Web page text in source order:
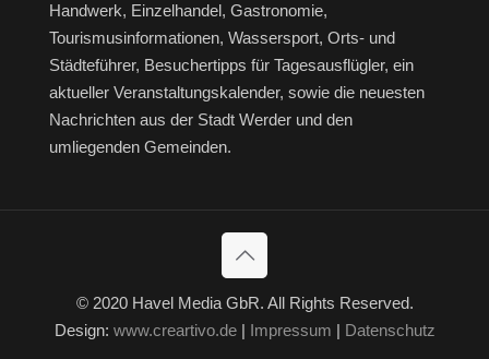
Handwerk, Einzelhandel, Gastronomie,
Tourismusinformationen, Wassersport, Orts- und
Städteführer, Besuchertipps für Tagesausflügler, ein
aktueller Veranstaltungskalender, sowie die neuesten
Nachrichten aus der Stadt Werder und den
umliegenden Gemeinden.
© 2020 Havel Media GbR. All Rights Reserved.
Design: www.creartivo.de| Impressum | Datenschutz